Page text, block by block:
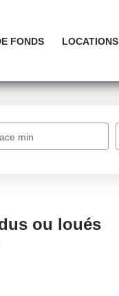
FONDS LOCATIONS
min
ou loués